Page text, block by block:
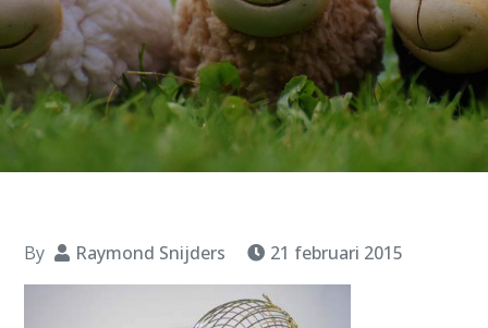
By Raymond Snijders 21 februari 2015